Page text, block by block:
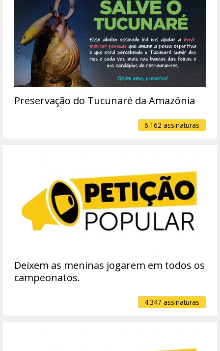
Preservação do Tucunaré da Amazônia
6.162 assinaturas
Deixem as meninas jogarem em todos os
campeonatos.
4.347 assinaturas